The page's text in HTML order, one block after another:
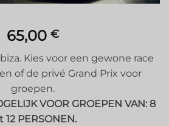
65,00 €
Kies voor een gewone race
of de privé Grand Prix voor
groepen.
VOOR GROEPEN VAN: 8
12 PERSONEN.